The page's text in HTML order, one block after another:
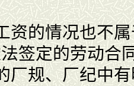
资的情况也不
签定的劳动合
厂规、厂纪中